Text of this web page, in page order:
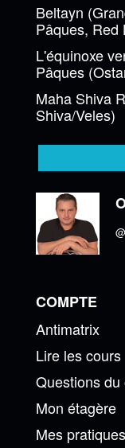
Beltayn
Pâques, Red
L'équinoxe
Pâques
Maha Shiva
Shiva/Veles)
COMPTE
Antimatrix
Lire les cours
Questions du
Mon étagère
Mes pratiques